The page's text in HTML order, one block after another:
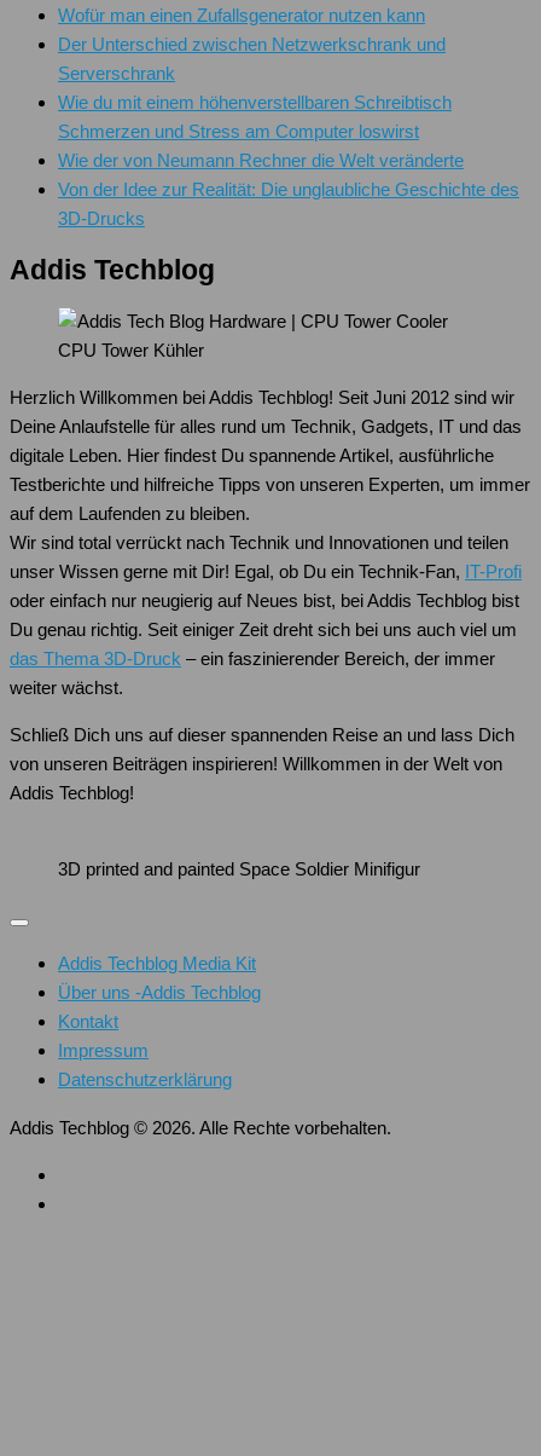
Wofür man einen Zufallsgenerator nutzen kann
Der Unterschied zwischen Netzwerkschrank und
Serverschrank
Wie du mit einem höhenverstellbaren Schreibtisch
Schmerzen und Stress am Computer loswirst
Wie der von Neumann Rechner die Welt veränderte
Von der Idee zur Realität: Die unglaubliche Geschichte des
3D-Drucks
Addis Techblog
CPU Tower Kühler
Herzlich Willkommen bei Addis Techblog! Seit Juni 2012 sind wir
Deine Anlaufstelle für alles rund um Technik, Gadgets, IT und das
digitale Leben. Hier findest Du spannende Artikel, ausführliche
Testberichte und hilfreiche Tipps von unseren Experten, um immer
auf dem Laufenden zu bleiben.
Wir sind total verrückt nach Technik und Innovationen und teilen
unser Wissen gerne mit Dir! Egal, ob Du ein Technik-Fan, IT-Profi
oder einfach nur neugierig auf Neues bist, bei Addis Techblog bist
Du genau richtig. Seit einiger Zeit dreht sich bei uns auch viel um
das Thema 3D-Druck – ein faszinierender Bereich, der immer
weiter wächst.
Schließ Dich uns auf dieser spannenden Reise an und lass Dich
von unseren Beiträgen inspirieren! Willkommen in der Welt von
Addis Techblog!
3D printed and painted Space Soldier Minifigur
Addis Techblog Media Kit
Über uns -Addis Techblog
Kontakt
Impressum
Datenschutzerklärung
Addis Techblog © 2026. Alle Rechte vorbehalten.